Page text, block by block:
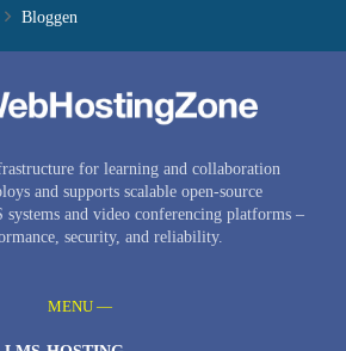
Bloggen
for learning and collaboration
and supports scalable open-source
and video conferencing platforms –
security, and reliability.
MENU —